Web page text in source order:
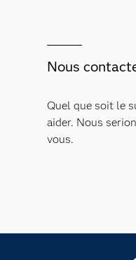
Nous
Quel que soit le
aider. Nous
vous.